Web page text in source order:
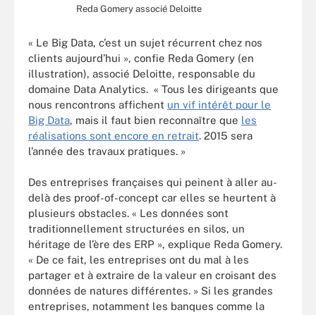
Reda Gomery associé Deloitte
« Le Big Data, c’est un sujet récurrent chez nos
clients aujourd’hui », confie Reda Gomery (en
illustration), associé Deloitte, responsable du
domaine Data Analytics. « Tous les dirigeants que
nous rencontrons affichent un vif intérêt pour le
Big Data, mais il faut bien reconnaître que les
réalisations sont encore en retrait. 2015 sera
l’année des travaux pratiques. »
Des entreprises françaises qui peinent à aller au-
delà des proof-of-concept car elles se heurtent à
plusieurs obstacles. « Les données sont
traditionnellement structurées en silos, un
héritage de l’ère des ERP », explique Reda Gomery.
« De ce fait, les entreprises ont du mal à les
partager et à extraire de la valeur en croisant des
données de natures différentes. » Si les grandes
entreprises, notamment les banques comme la